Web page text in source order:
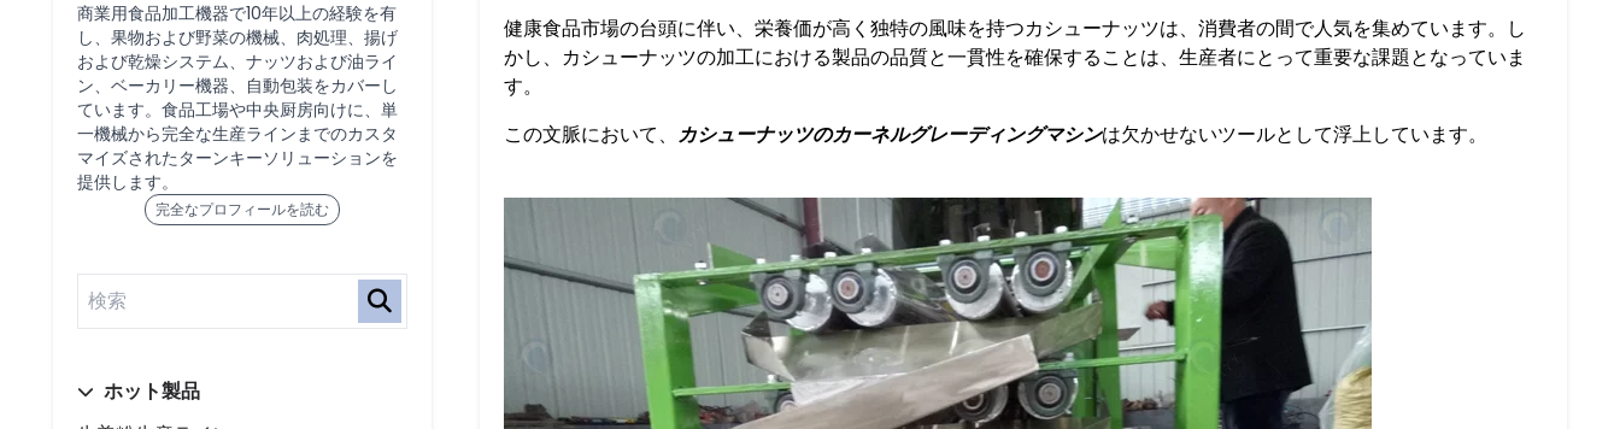
商業用食品加工機器で10年以上の経験を有
し、果物および野菜の機械、肉処理、揚げ
および乾燥システム、ナッツおよび油ライ
ン、ベーカリー機器、自動包装をカバーし
ています。食品工場や中央厨房向けに、単
一機械から完全な生産ラインまでのカスタ
マイズされたターンキーソリューションを
提供します。
完全なプロフィールを読む
ホット製品
健康食品市場の台頭に伴い、栄養価が高く独特の風味を持つカシューナッツは、消費者の間で人気を集めています。し
かし、カシューナッツの加工における製品の品質と一貫性を確保することは、生産者にとって重要な課題となっていま
す。
この文脈において、 カシューナッツのカーネルグレーディングマシンは欠かせないツールとして浮上しています。